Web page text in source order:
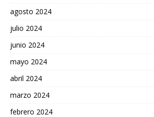
agosto 2024
julio 2024
junio 2024
mayo 2024
abril 2024
marzo 2024
febrero 2024